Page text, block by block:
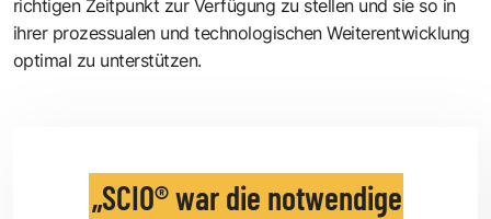
richtigen Zeitpunkt zur Verfügung zu stellen und sie so in
ihrer prozessualen und technologischen Weiterentwicklung
optimal zu unterstützen.
SCIO® war die notwendige